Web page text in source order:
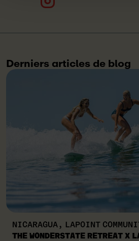
Derniers articles de blog
NICARAGUA, LAPOINT
THE WONDERSTATE RETREAT